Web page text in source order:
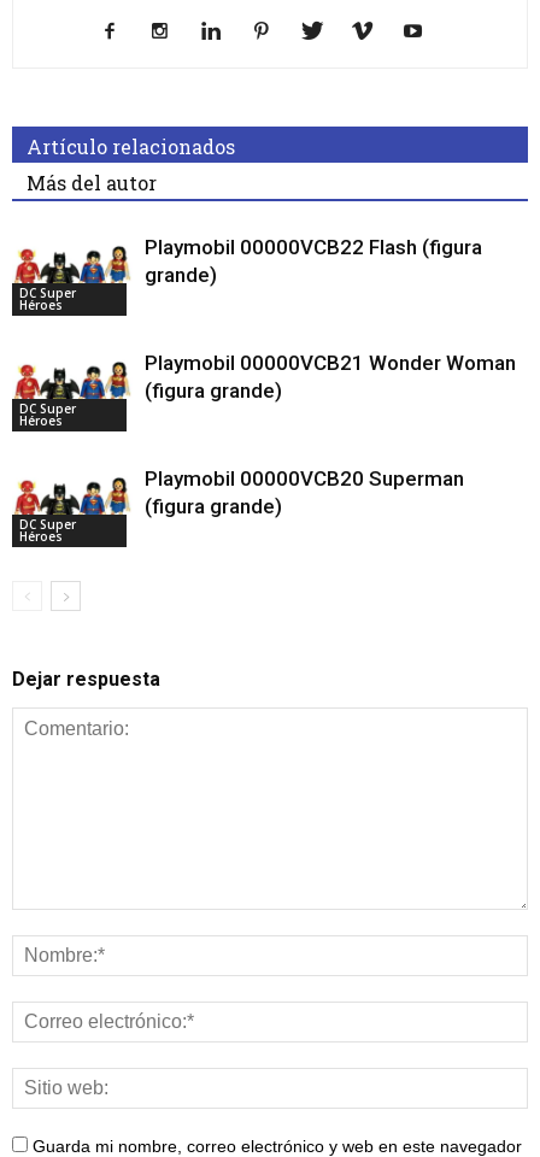
Artículo relacionados
Más del autor
DC Super
Héroes
Playmobil 00000VCB22 Flash (figura
grande)
DC Super
Héroes
Playmobil 00000VCB21 Wonder Woman
(figura grande)
DC Super
Héroes
Playmobil 00000VCB20 Superman
(figura grande)
Dejar respuesta
Guarda mi nombre, correo electrónico y web en este navegador